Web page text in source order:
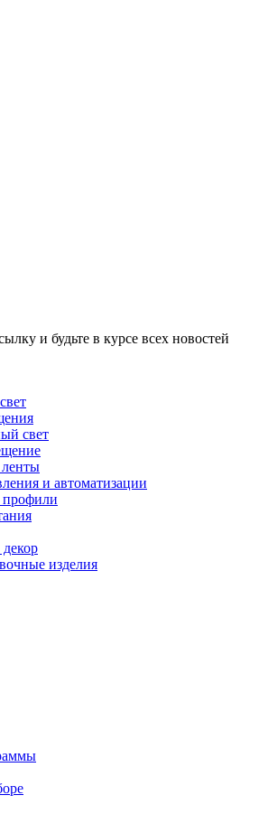
и будьте в курсе всех новостей
свет
и автоматизации
изделия